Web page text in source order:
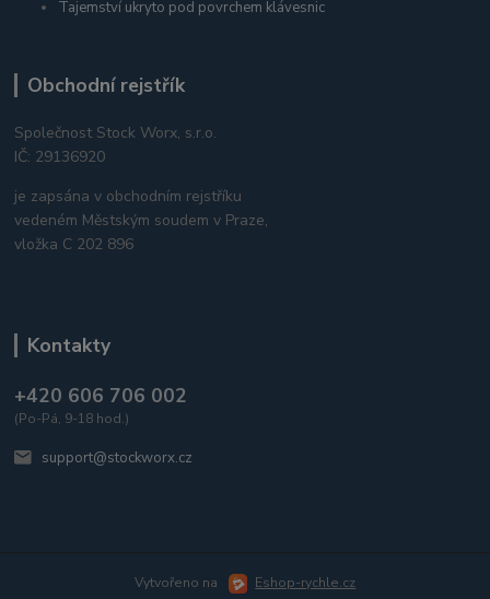
Tajemství ukryto pod povrchem klávesnic
Obchodní rejstřík
Společnost Stock Worx, s.r.o.
IČ: 29136920
je zapsána v obchodním rejstříku
vedeném Městským soudem v Praze,
vložka C 202 896
Kontakty
+420 606 706 002
(Po-Pá, 9-18 hod.)
support@stockworx.cz
Vytvořeno na Eshop-rychle.cz